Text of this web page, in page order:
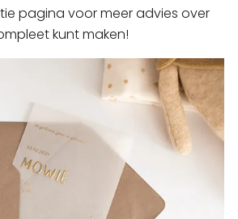
pagina voor meer advies over
kunt maken!